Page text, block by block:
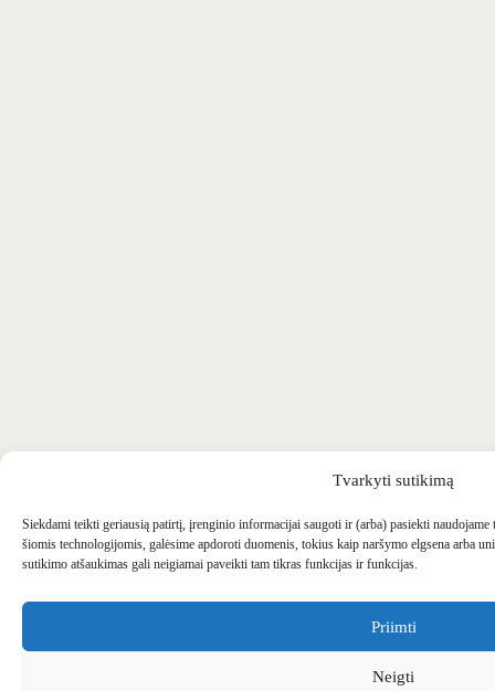
Tvarkyti sutikimą
Siekdami teikti geriausią patirtį, įrenginio informacijai saugoti ir (arba) pasiekti
šiomis technologijomis, galėsime apdoroti duomenis, tokius kaip naršymo elgsena arba
sutikimo atšaukimas gali neigiamai paveikti tam tikras funkcijas ir funkcijas.
Priimti
Neigti